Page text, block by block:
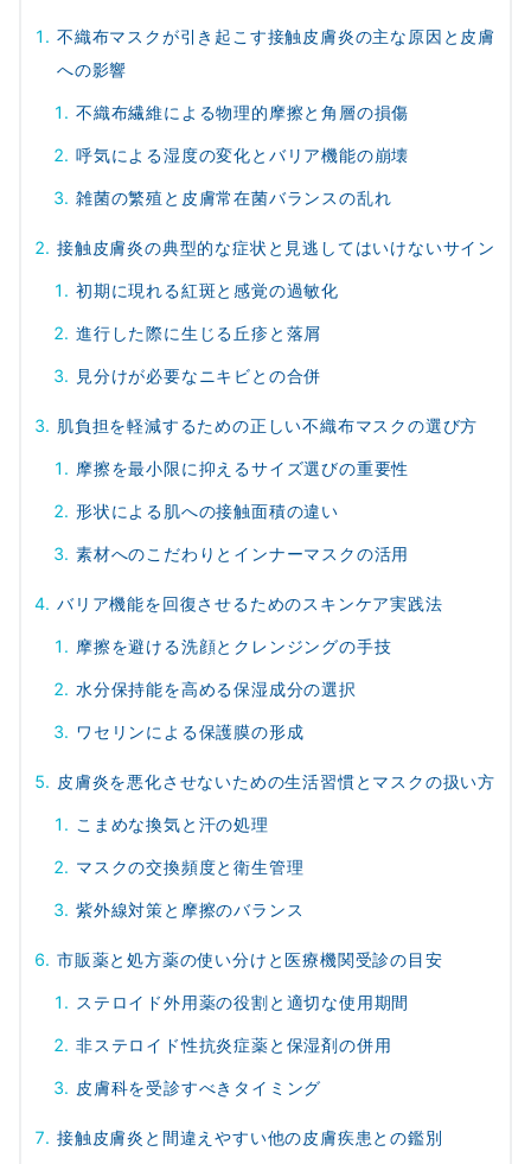
不織布マスクが引き起こす接触皮膚炎の主な原因と皮膚
への影響
不織布繊維による物理的摩擦と角層の損傷
呼気による湿度の変化とバリア機能の崩壊
雑菌の繁殖と皮膚常在菌バランスの乱れ
接触皮膚炎の典型的な症状と見逃してはいけないサイン
初期に現れる紅斑と感覚の過敏化
進行した際に生じる丘疹と落屑
見分けが必要なニキビとの合併
肌負担を軽減するための正しい不織布マスクの選び方
摩擦を最小限に抑えるサイズ選びの重要性
形状による肌への接触面積の違い
素材へのこだわりとインナーマスクの活用
バリア機能を回復させるためのスキンケア実践法
摩擦を避ける洗顔とクレンジングの手技
水分保持能を高める保湿成分の選択
ワセリンによる保護膜の形成
皮膚炎を悪化させないための生活習慣とマスクの扱い方
こまめな換気と汗の処理
マスクの交換頻度と衛生管理
紫外線対策と摩擦のバランス
市販薬と処方薬の使い分けと医療機関受診の目安
ステロイド外用薬の役割と適切な使用期間
非ステロイド性抗炎症薬と保湿剤の併用
皮膚科を受診すべきタイミング
接触皮膚炎と間違えやすい他の皮膚疾患との鑑別